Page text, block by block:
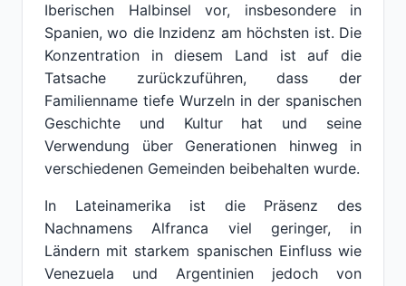
Iberischen Halbinsel vor, insbesondere in
Spanien, wo die Inzidenz am höchsten ist. Die
Konzentration in diesem Land ist auf die
Tatsache zurückzuführen, dass der
Familienname tiefe Wurzeln in der spanischen
Geschichte und Kultur hat und seine
Verwendung über Generationen hinweg in
verschiedenen Gemeinden beibehalten wurde.
In Lateinamerika ist die Präsenz des
Nachnamens Alfranca viel geringer, in
Ländern mit starkem spanischen Einfluss wie
Venezuela und Argentinien jedoch von